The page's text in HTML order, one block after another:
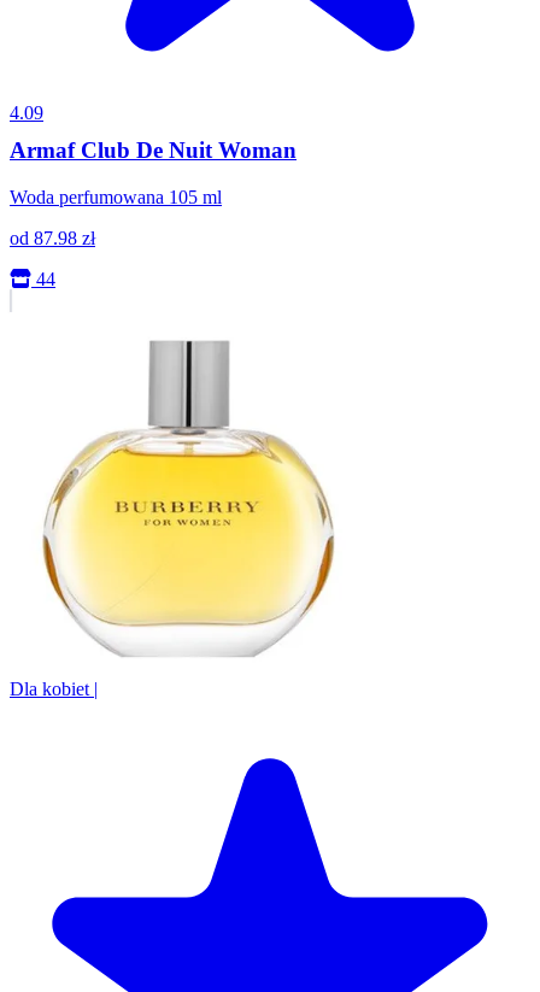
4.09
Armaf Club De Nuit Woman
Woda perfumowana 105 ml
od 87.98 zł
44
Dla kobiet |